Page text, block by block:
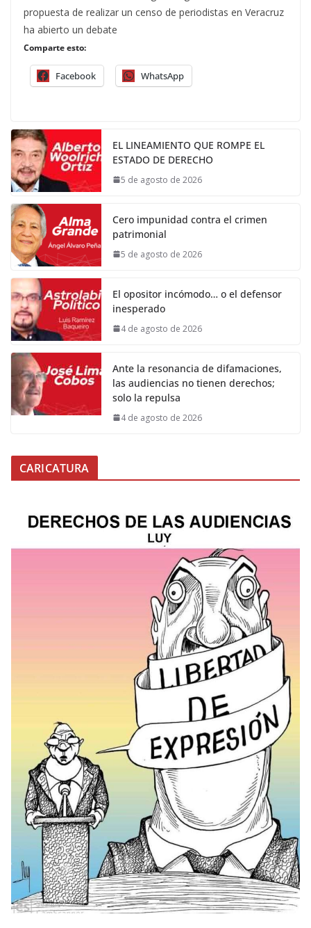
propuesta de realizar un censo de periodistas en Veracruz
ha abierto un debate
Comparte esto:
Facebook WhatsApp
EL LINEAMIENTO QUE ROMPE EL
ESTADO DE DERECHO
5 de agosto de 2026
Cero impunidad contra el crimen
patrimonial
5 de agosto de 2026
El opositor incómodo… o el defensor
inesperado
4 de agosto de 2026
Ante la resonancia de difamaciones,
las audiencias no tienen derechos;
solo la repulsa
4 de agosto de 2026
CARICATURA